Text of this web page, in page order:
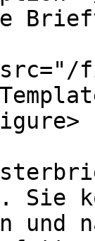
Sie
und